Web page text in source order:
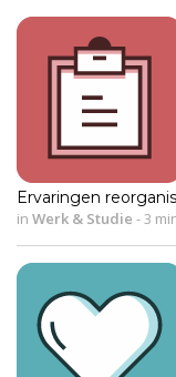
Ervaringen
in Werk & Studie - 3